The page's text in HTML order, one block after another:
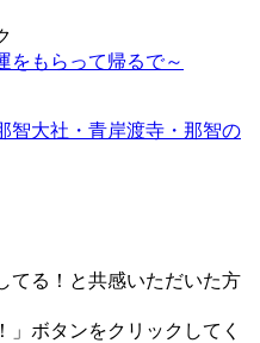
をもらって帰るで～
智大社・青岸渡寺・那智の
てる！と共感いただいた方
」ボタンをクリックしてく